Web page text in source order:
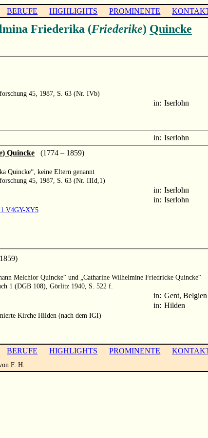
BERUFE HIGHLIGHTS PROMINENTE
Friederika (Friederike) Quincke
45, 1987, S. 63 (Nr. IVb)
in: Iserlohn
in: Iserlohn
) Quincke (1774 – 1859)
Quincke“, keine Eltern genannt
45, 1987, S. 63 (Nr. IIId,1)
in: Iserlohn
in: Iserlohn
XY5
Melchior Quincke“ und „Catharine Wilhelmine Friedricke Quincke“
1 (DGB 108), Görlitz 1940, S. 522 f.
in: Gent, Belgien
in: Hilden
Kirche Hilden (nach dem IGI)
BERUFE HIGHLIGHTS PROMINENTE
F. H.